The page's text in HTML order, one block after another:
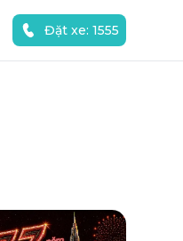
Đặt xe: 1555